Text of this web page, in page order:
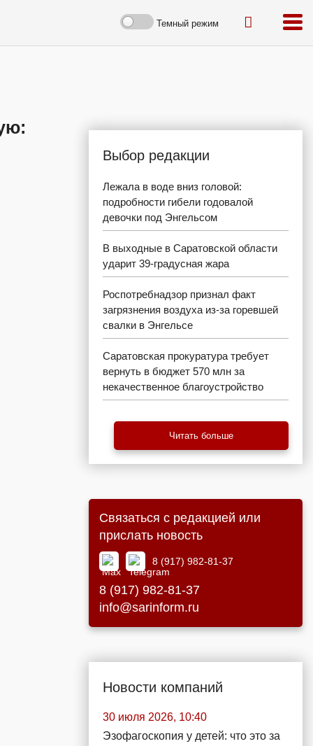
Темный режим
Выбор редакции
Лежала в воде вниз головой:
подробности гибели годовалой
девочки под Энгельсом
В выходные в Саратовской области
ударит 39-градусная жара
Роспотребнадзор признал факт
загрязнения воздуха из-за горевшей
свалки в Энгельсе
Саратовская прокуратура требует
вернуть в бюджет 570 млн за
некачественное благоустройство
Читать больше
Связаться с редакцией или
прислать новость
8 (917) 982-81-37
8 (917) 982-81-37
info@sarinform.ru
Новости компаний
30 июля 2026, 10:40
Эзофагоскопия у детей: что это за